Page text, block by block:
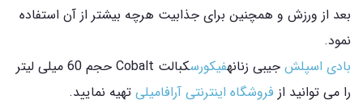
بعد از ورزش و همچنین برای جذابیت هرچه بیشتر از آن استفاده
نمود.
بادی اسپلش جیبی زنانهفیکورس
کبالت Cobalt حجم 60 میلی لیتر
را می توانید از فروشگاه اینترنتی آرافامیلی تهیه نمایید.